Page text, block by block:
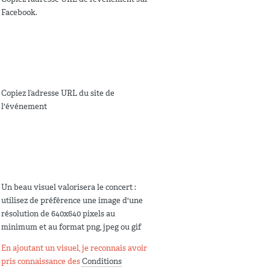
Facebook.
Copiez l’adresse URL du site de
l'événement
Un beau visuel valorisera le concert :
utilisez de préférence une image d'une
résolution de 640x640 pixels au
minimum et au format png, jpeg ou gif
En ajoutant un visuel, je reconnais avoir
pris connaissance desConditions